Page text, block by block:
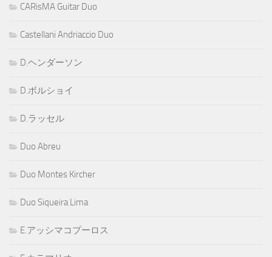
CARisMA Guitar Duo
Castellani Andriaccio Duo
D.ヘンダーソン
D.ボルショイ
D.ラッセル
Duo Abreu
Duo Montes Kircher
Duo Siqueira Lima
E.アッシマコプーロス